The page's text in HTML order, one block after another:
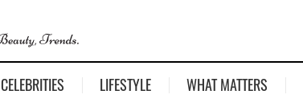
CELEBRITIES LIFESTYLE WHAT MATTERS